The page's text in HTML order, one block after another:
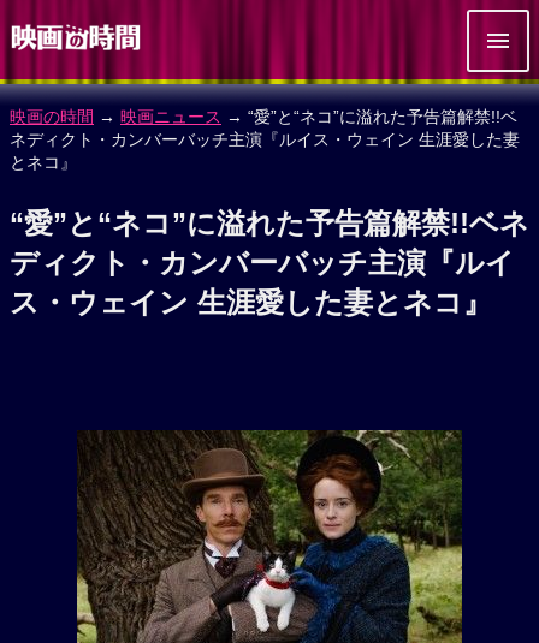
映画の時間 → 映画ニュース → “愛”と“ネコ”に溢れた予告篇解禁!!ベ
ネディクト・カンバーバッチ主演『ルイス・ウェイン 生涯愛した妻
とネコ』
“愛”と“ネコ”に溢れた予告篇解禁!!ベネ
ディクト・カンバーバッチ主演『ルイ
ス・ウェイン 生涯愛した妻とネコ』